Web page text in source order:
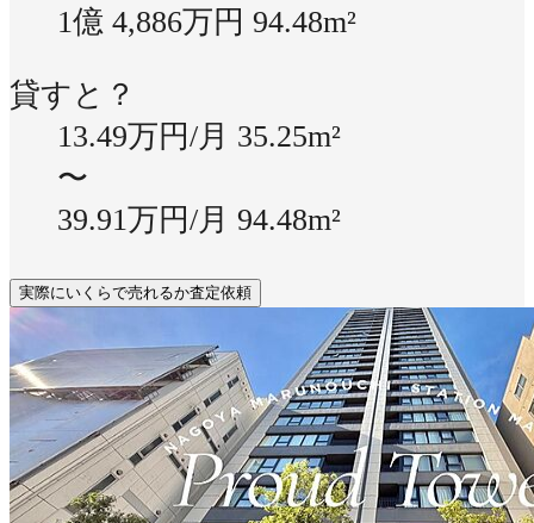
1億 4,886万円 94.48m²
貸すと？
13.49万円/月 35.25m²
〜
39.91万円/月 94.48m²
実際にいくらで売れるか査定依頼